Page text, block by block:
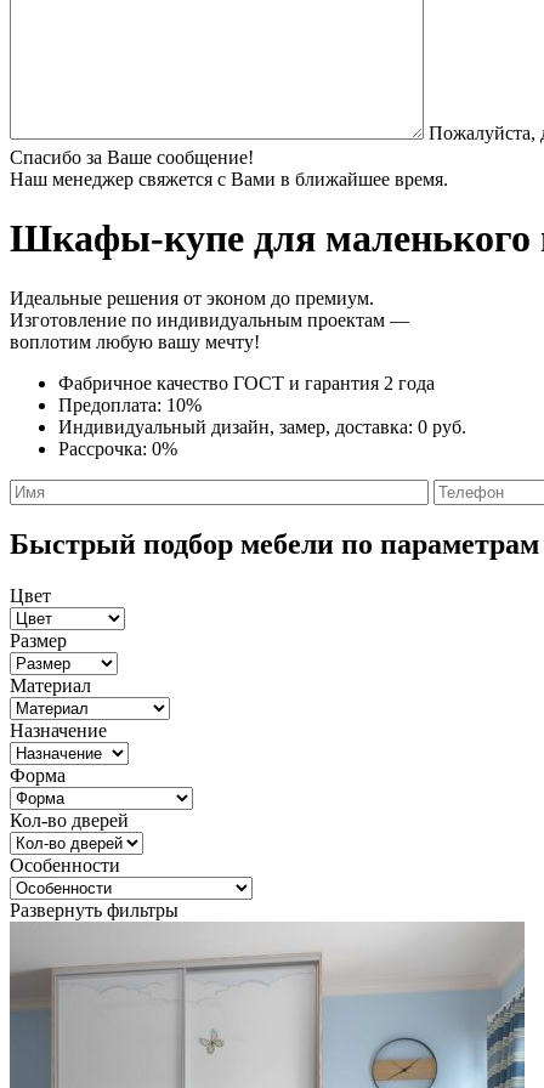
Пожалуйста,
Спасибо за Ваше сообщение!
Наш менеджер свяжется с Вами в ближайшее время.
Шкафы-купе для маленького
Идеальные решения от эконом до премиум.
Изготовление по индивидуальным проектам —
воплотим любую вашу мечту!
Фабричное качество ГОСТ и гарантия 2 года
Предоплата: 10%
Индивидуальный дизайн, замер, доставка: 0 руб.
Рассрочка: 0%
Быстрый подбор мебели по параметрам
Цвет
Размер
Материал
Назначение
Форма
Кол-во дверей
Особенности
Развернуть фильтры